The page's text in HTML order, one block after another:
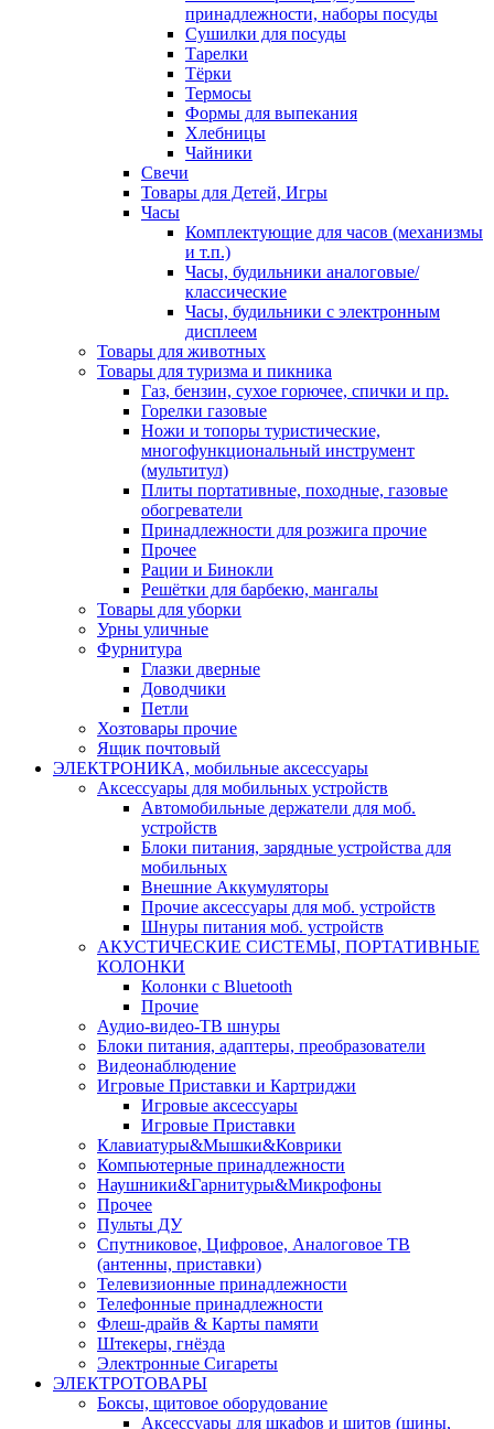
принадлежности, наборы посуды
Сушилки для посуды
Тарелки
Тёрки
Термосы
Формы для выпекания
Хлебницы
Чайники
Свечи
Товары для Детей, Игры
Часы
Комплектующие для часов (механизмы
и т.п.)
Часы, будильники аналоговые/
классические
Часы, будильники с электронным
дисплеем
Товары для животных
Товары для туризма и пикника
Газ, бензин, сухое горючее, спички и пр.
Горелки газовые
Ножи и топоры туристические,
многофункциональный инструмент
(мультитул)
Плиты портативные, походные, газовые
обогреватели
Принадлежности для розжига прочие
Прочее
Рации и Бинокли
Решётки для барбекю, мангалы
Товары для уборки
Урны уличные
Фурнитура
Глазки дверные
Доводчики
Петли
Хозтовары прочие
Ящик почтовый
ЭЛЕКТРОНИКА, мобильные аксессуары
Аксессуары для мобильных устройств
Автомобильные держатели для моб.
устройств
Блоки питания, зарядные устройства для
мобильных
Внешние Аккумуляторы
Прочие аксессуары для моб. устройств
Шнуры питания моб. устройств
АКУСТИЧЕСКИЕ СИСТЕМЫ, ПОРТАТИВНЫЕ
КОЛОНКИ
Колонки с Bluetooth
Прочие
Аудио-видео-ТВ шнуры
Блоки питания, адаптеры, преобразователи
Видеонаблюдение
Игровые Приставки и Картриджи
Игровые аксессуары
Игровые Приставки
Клавиатуры&Мышки&Коврики
Компьютерные принадлежности
Наушники&Гарнитуры&Микрофоны
Прочее
Пульты ДУ
Спутниковое, Цифровое, Аналоговое ТВ
(антенны, приставки)
Телевизионные принадлежности
Телефонные принадлежности
Флеш-драйв & Карты памяти
Штекеры, гнёзда
Электронные Сигареты
ЭЛЕКТРОТОВАРЫ
Боксы, щитовое оборудование
Аксессуары для шкафов и щитов (шины,